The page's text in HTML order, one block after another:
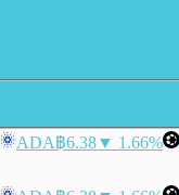
ADA฿6.38▼ 1.66%